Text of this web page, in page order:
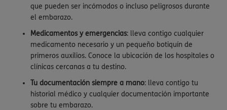
que pueden ser incómodos o incluso peligrosos durante
el embarazo.
Medicamentos y emergencias: lleva contigo cualquier
medicamento necesario y un pequeño botiquín de
primeros auxilios. Conoce la ubicación de los hospitales o
clínicas cercanas a tu destino.
Tu documentación siempre a mano: lleva contigo tu
historial médico y cualquier documentación importante
sobre tu embarazo.